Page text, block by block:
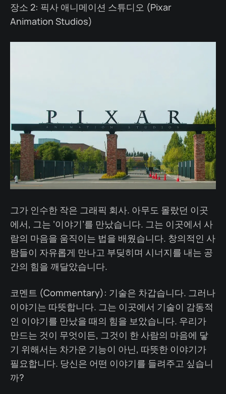
장소 2: 픽사 애니메이션 스튜디오 (Pixar
Animation Studios)
그가 인수한 작은 그래픽 회사. 아무도 몰랐던 이곳
에서, 그는 ‘이야기’를 만났습니다. 그는 이곳에서 사
람의 마음을 움직이는 법을 배웠습니다. 창의적인 사
람들이 자유롭게 만나고 부딪히며 시너지를 내는 공
간의 힘을 깨달았습니다.
코멘트 (Commentary): 기술은 차갑습니다. 그러나
이야기는 따뜻합니다. 그는 이곳에서 기술이 감동적
인 이야기를 만났을 때의 힘을 보았습니다. 우리가
만드는 것이 무엇이든, 그것이 한 사람의 마음에 닿
기 위해서는 차가운 기능이 아닌, 따뜻한 이야기가
필요합니다. 당신은 어떤 이야기를 들려주고 싶습니
까?